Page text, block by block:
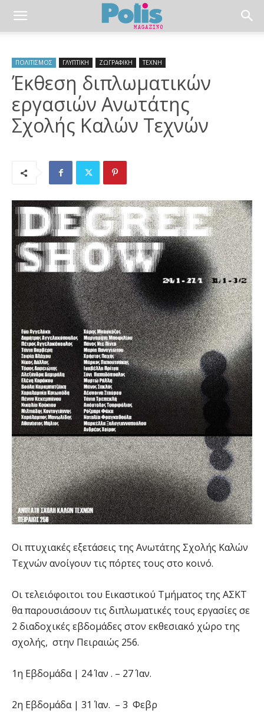
ΠΟΛΙΤΙΣΜΟΣ ΓΛΥΠΤΙΚΗ ΖΩΓΡΑΦΙΚΗ ΤΕΧΝΗ
Έκθεση διπλωματικών
εργασιών Ανωτάτης
Σχολής Καλών Τεχνών
Oι πτυχιακές εξετάσεις της Ανωτάτης Σχολής Καλών
Τεχνών ανοίγουν τις πόρτες τους στο κοινό.
Oι τελειόφοιτοι του Εικαστικού Τμήματος της ΑΣΚΤ
θα παρουσιάσουν τις διπλωματικές τους εργασίες σε
2 διαδοχικές εβδομάδες στον εκθεσιακό χώρο της
σχολής, στην Πειραιώς 256.
1η Εβδομάδα | 24 Ίαν . – 27 Ίαν.
2η Εβδομάδα | 31 Ίαν. – 3 Φεβρ